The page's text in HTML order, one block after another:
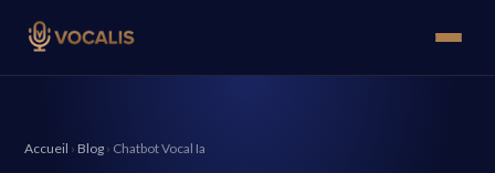
Accueil › Blog › Chatbot Vocal Ia